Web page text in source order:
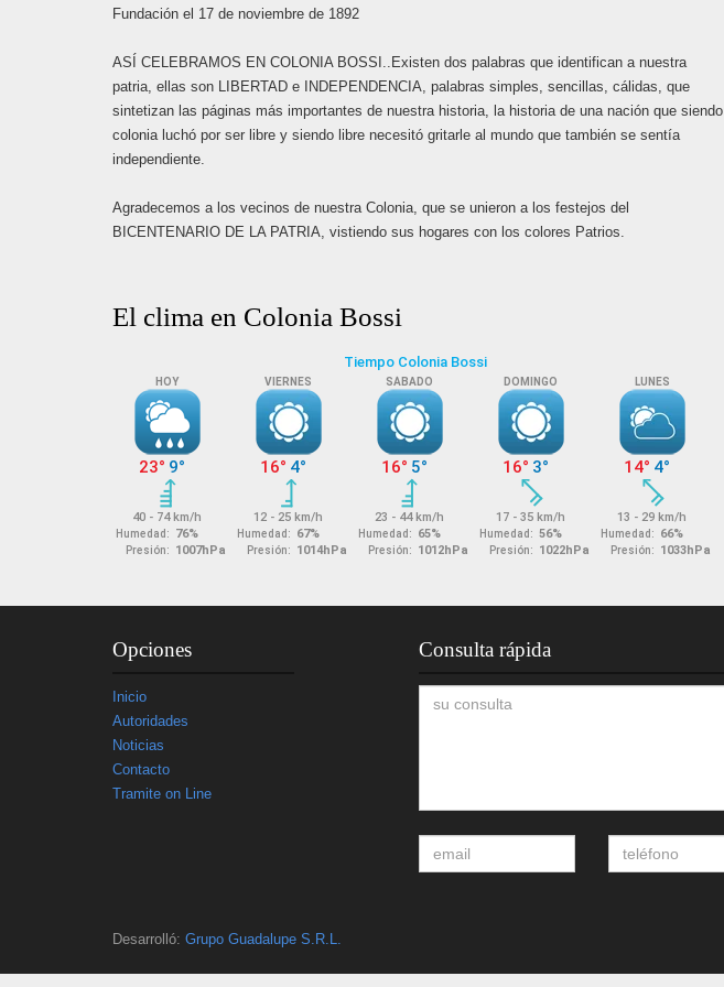
Fundación el 17 de noviembre de 1892
ASÍ CELEBRAMOS EN COLONIA BOSSI..Existen dos palabras que identifican a nuestra
patria, ellas son LIBERTAD e INDEPENDENCIA, palabras simples, sencillas, cálidas, que
sintetizan las páginas más importantes de nuestra historia, la historia de una nación que siendo
colonia luchó por ser libre y siendo libre necesitó gritarle al mundo que también se sentía
independiente.
Agradecemos a los vecinos de nuestra Colonia, que se unieron a los festejos del
BICENTENARIO DE LA PATRIA, vistiendo sus hogares con los colores Patrios.
El clima en Colonia Bossi
Opciones
Inicio
Autoridades
Noticias
Contacto
Tramite on Line
Consulta rápida
Desarrolló: Grupo Guadalupe S.R.L.